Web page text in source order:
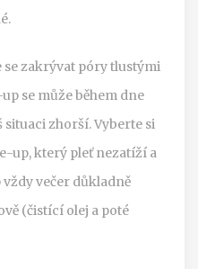
se zakrývat póry tlustými
se může během dne
zhorší. Vyberte si
up, který pleť nezatíží a
večer důkladně
(čistící olej a poté